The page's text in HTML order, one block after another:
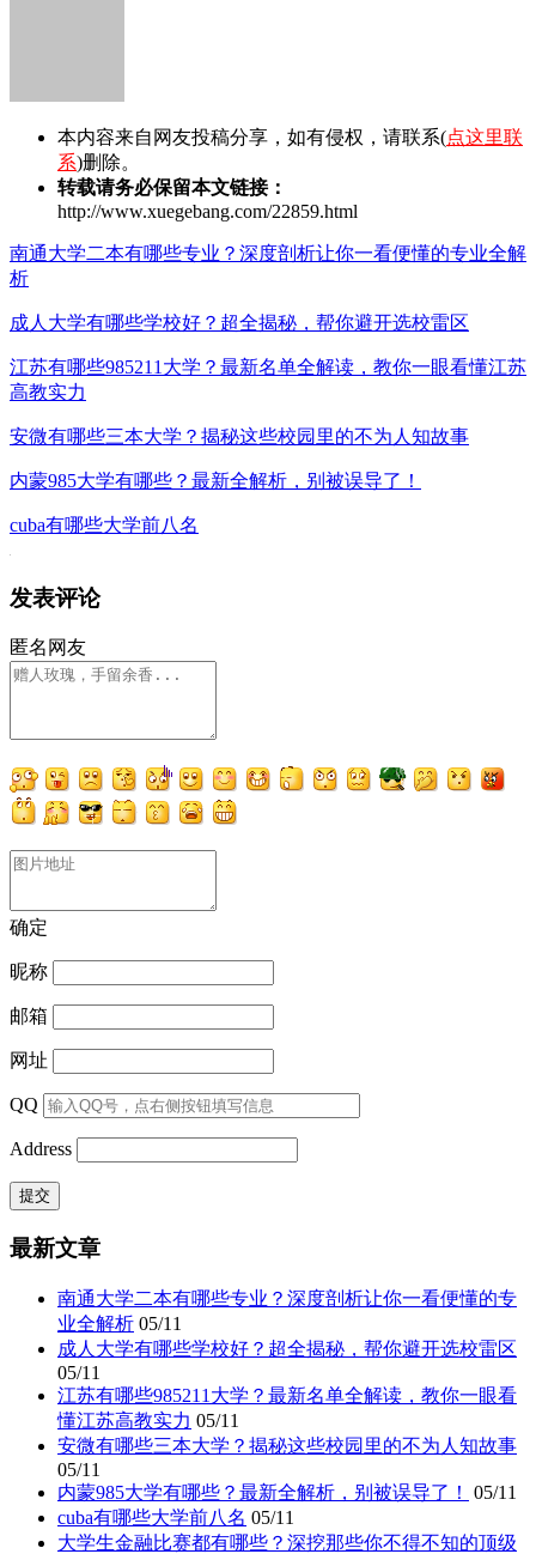
本内容来自网友投稿分享，如有侵权，请联系(点这里联
系)删除。
转载请务必保留本文链接：
http://www.xuegebang.com/22859.html
南通大学二本有哪些专业？深度剖析让你一看便懂的专业全解
析
成人大学有哪些学校好？超全揭秘，帮你避开选校雷区
江苏有哪些985211大学？最新名单全解读，教你一眼看懂江苏
高教实力
安微有哪些三本大学？揭秘这些校园里的不为人知故事
内蒙985大学有哪些？最新全解析，别被误导了！
cuba有哪些大学前八名
发表评论
匿名网友
确定
昵称
邮箱
网址
QQ
Address
最新文章
南通大学二本有哪些专业？深度剖析让你一看便懂的专
业全解析 05/11
成人大学有哪些学校好？超全揭秘，帮你避开选校雷区
05/11
江苏有哪些985211大学？最新名单全解读，教你一眼看
懂江苏高教实力 05/11
安微有哪些三本大学？揭秘这些校园里的不为人知故事
05/11
内蒙985大学有哪些？最新全解析，别被误导了！
05/11
cuba有哪些大学前八名 05/11
大学生金融比赛都有哪些？深挖那些你不得不知的顶级